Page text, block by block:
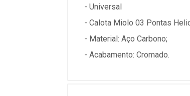
- Universal
- Calota Miolo 03 Pontas
- Material: Aço Carbono;
- Acabamento: Cromado.